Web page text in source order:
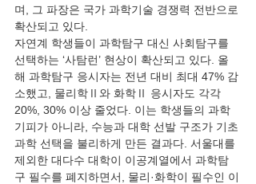
며, 그 파장은 국가 과학기술 경쟁력 전반으로
확산되고 있다.
자연계 학생들이 과학탐구 대신 사회탐구를
선택하는 ‘사탐런’ 현상이 확산되고 있다. 올
해 과학탐구 응시자는 전년 대비 최대 47% 감
소했고, 물리학Ⅱ와 화학Ⅱ 응시자도 각각
20%, 30% 이상 줄었다. 이는 학생들의 과학
기피가 아니라, 수능과 대학 선발 구조가 기초
과학 선택을 불리하게 만든 결과다. 서울대를
제외한 대다수 대학이 이공계열에서 과학탐
구 필수를 폐지하면서, 물리·화학이 필수인 이